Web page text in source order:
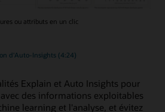
ou attributs en un clic
d'Auto-Insights (4:24)
Explain et Auto Insights pour
des informations exploitables
learning et l'analyse, et évitez